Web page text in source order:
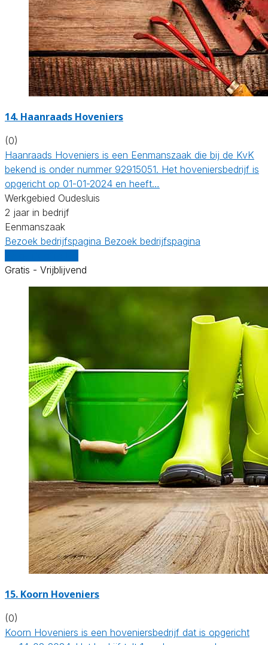
14. Haanraads Hoveniers
(0)
Haanraads Hoveniers is een Eenmanszaak die bij de KvK
bekend is onder nummer 92915051. Het hoveniersbedrijf is
opgericht op 01-01-2024 en heeft…
Werkgebied Oudesluis
2 jaar in bedrijf
Eenmanszaak
Bezoek bedrijfspagina Bezoek bedrijfspagina
Gratis - Vrijblijvend
15. Koorn Hoveniers
(0)
Koorn Hoveniers is een hoveniersbedrijf dat is opgericht